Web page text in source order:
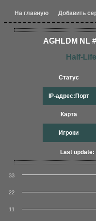
На главную Добавить
AGHLDM NL
Half-
Статус
IP-адрес:Порт
Карта
Игроки
Last
11
22
33